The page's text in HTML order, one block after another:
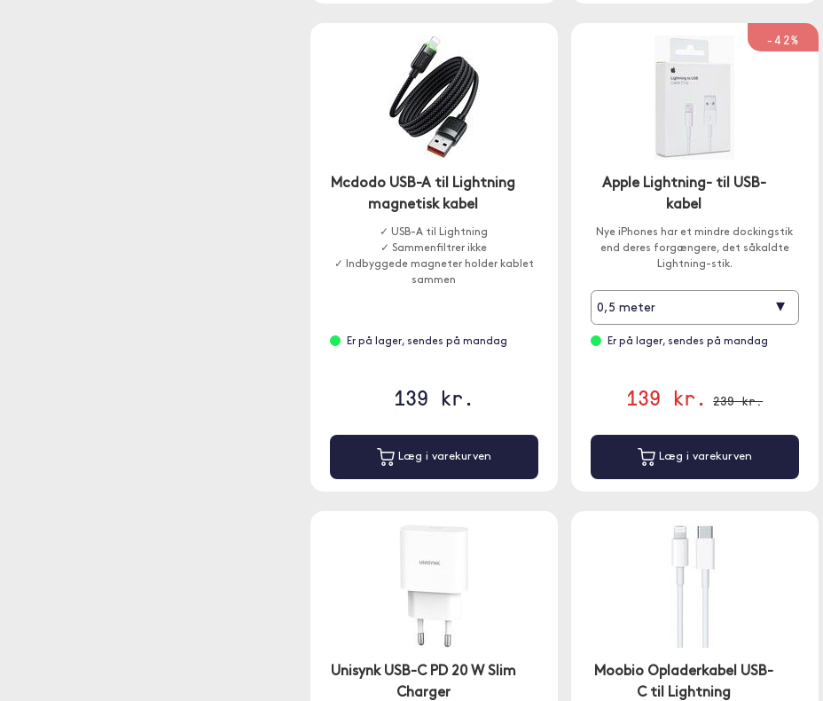
Mcdodo USB-A til Lightning
magnetisk kabel
✓ USB-A til Lightning
✓ Sammenfiltrer ikke
✓ Indbyggede magneter holder kablet
sammen
Er på lager, sendes på mandag
139 kr.
Læg i varekurven
-42%
Apple Lightning- til USB-
kabel
Nye iPhones har et mindre dockingstik
end deres forgængere, det såkaldte
Lightning-stik.
0,5 meter ▾
Er på lager, sendes på mandag
139 kr. 239 kr.
Læg i varekurven
Unisynk USB-C PD 20 W Slim
Charger
Moobio Opladerkabel USB-
C til Lightning